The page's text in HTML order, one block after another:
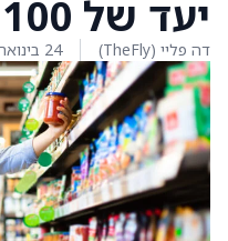
יעד של 100 דולר.
דה פליי (TheFly) 24 בינואר 2026